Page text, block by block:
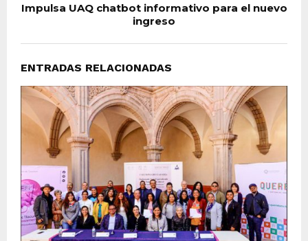
Impulsa UAQ chatbot informativo para el nuevo
ingreso
ENTRADAS RELACIONADAS